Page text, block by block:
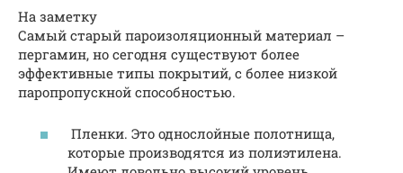
На заметку
Самый старый пароизоляционный материал –
пергамин, но сегодня существуют более
эффективные типы покрытий, с более низкой
паропропускной способностью.
Пленки. Это однослойные полотнища,
которые производятся из полиэтилена.